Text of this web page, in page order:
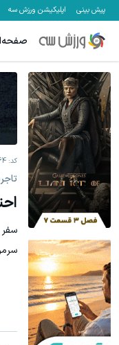
پیش بینی اپلیکیشن ورزش سه
کد: